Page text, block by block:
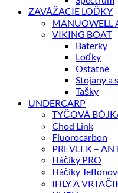
ZAVÁŽACIE LOĎKY
MANUOWELL
VIKING BOAT
Baterky
Loďky
Ostatné
Stojany a
Tašky
UNDERCARP
TYČOVÁ
Chod Link
Fluorocarbon
PREVLEK –
Háčiky PRO
Háčiky
IHLY A